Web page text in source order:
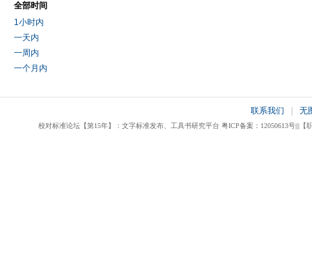
全部时间
1小时内
一天内
一周内
一个月内
联系我们 无
校对标准论坛【第15年】：文字标准发布、工具书研究平台 粤ICP备案：12050613号|||【